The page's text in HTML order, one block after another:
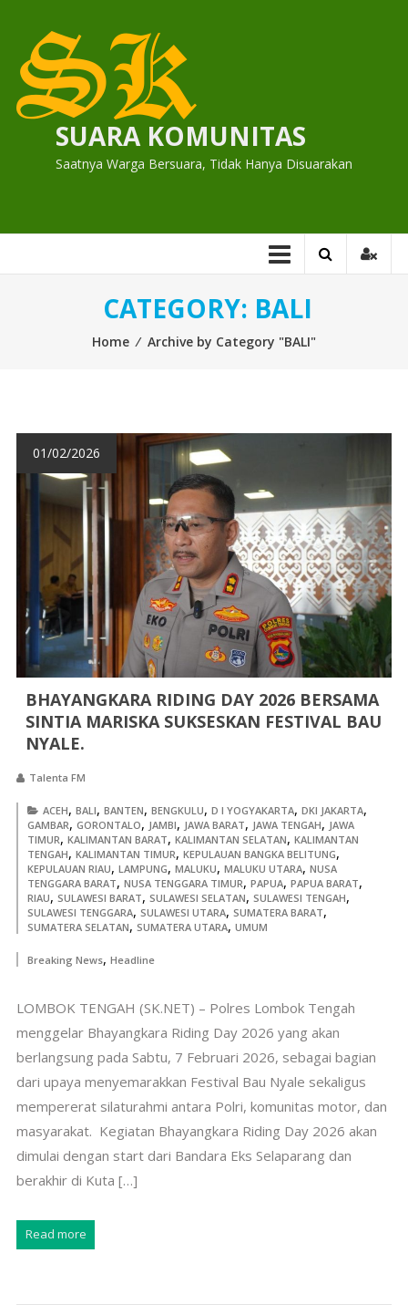
content
SUARA KOMUNITAS
Saatnya Warga Bersuara, Tidak Hanya Disuarakan
CATEGORY: BALI
Home ⁄ Archive by Category "BALI"
01/02/2026
BHAYANGKARA RIDING DAY 2026 BERSAMA
SINTIA MARISKA SUKSESKAN FESTIVAL BAU
NYALE. ‎
Talenta FM
ACEH, BALI, BANTEN, BENGKULU, D I YOGYAKARTA, DKI JAKARTA,
GAMBAR, GORONTALO, JAMBI, JAWA BARAT, JAWA TENGAH, JAWA
TIMUR, KALIMANTAN BARAT, KALIMANTAN SELATAN, KALIMANTAN
TENGAH, KALIMANTAN TIMUR, KEPULAUAN BANGKA BELITUNG,
KEPULAUAN RIAU, LAMPUNG, MALUKU, MALUKU UTARA, NUSA
TENGGARA BARAT, NUSA TENGGARA TIMUR, PAPUA, PAPUA BARAT,
RIAU, SULAWESI BARAT, SULAWESI SELATAN, SULAWESI TENGAH,
SULAWESI TENGGARA, SULAWESI UTARA, SUMATERA BARAT,
SUMATERA SELATAN, SUMATERA UTARA, UMUM
Breaking News, Headline
LOMBOK TENGAH (SK.NET) – Polres Lombok Tengah
menggelar Bhayangkara Riding Day 2026 yang akan
berlangsung pada Sabtu, 7 Februari 2026, sebagai bagian
dari upaya menyemarakkan Festival Bau Nyale sekaligus
mempererat silaturahmi antara Polri, komunitas motor, dan
masyarakat. ‎ Kegiatan Bhayangkara Riding Day 2026 akan
dimulai dengan start dari Bandara Eks Selaparang dan
berakhir di Kuta […]
Read more